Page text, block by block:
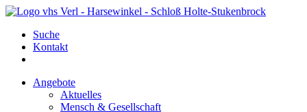
Suche
Kontakt
Angebote
Aktuelles
Mensch & Gesellschaft